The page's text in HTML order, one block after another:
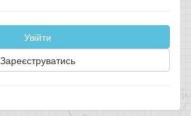
Увійти
Зареєструватись